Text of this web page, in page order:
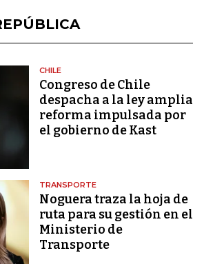
CHILE
Congreso de Chile
despacha a la ley amplia
reforma impulsada por
el gobierno de Kast
TRANSPORTE
Noguera traza la hoja de
ruta para su gestión en el
Ministerio de
Transporte